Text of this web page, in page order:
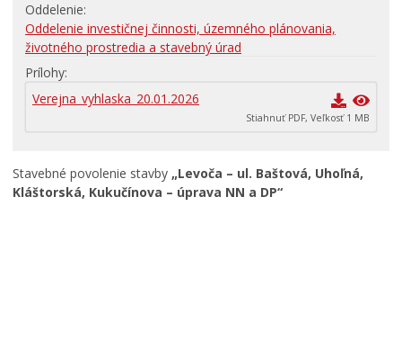
Školstvo
STAVBY, PRENÁJMY A POZEMKY
Zamestnanie v samospráve
Životné prostredie a odpady
Oddelenie
Oddelenie investičnej činnosti, územného plánovania,
životného prostredia a stavebný úrad
Prílohy
Verejna_vyhlaska_20.01.2026
Stiahnuť PDF, Veľkosť 1 MB
Stavebné povolenie stavby „Levoča – ul. Baštová, Uhoľná,
Kláštorská, Kukučínova – úprava NN a DP“